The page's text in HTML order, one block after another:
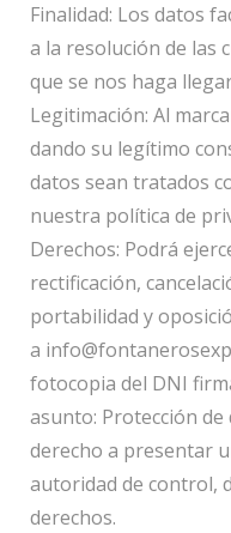
Finalidad: Los datos
a la resolución de las
que se nos haga
Legitimación: Al
dando su legítimo
datos sean tratados
nuestra política de
Derechos: Podrá
rectificación,
portabilidad y
a
fotocopia del DNI
asunto: Protección
derecho a presentar
autoridad de control,
derechos.